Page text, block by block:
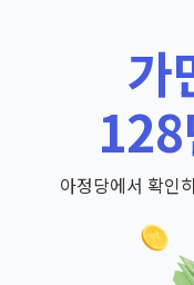
가
아정당에서 확인